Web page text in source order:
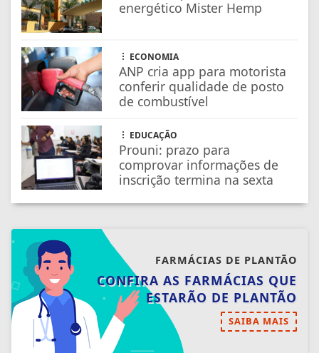
inscrição termina na sexta
FARMÁCIAS DE PLANTÃO
CONFIRA AS FARMÁCIAS QUE
ESTARÃO DE PLANTÃO
SAIBA MAIS
NOSSAS NOTÍCIASNO CELULAR
Receba as notícias do TV Diversidade no
seu app favorito de mensagens.